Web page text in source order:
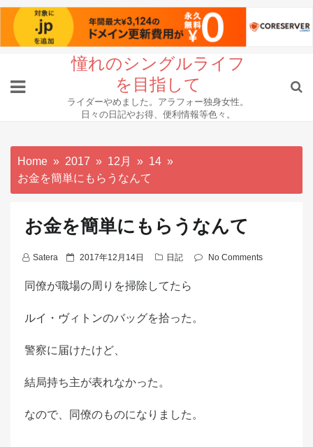
content
憧れのシングルライフ
を目指して
ライダーやめました。アラフォー独身女性。
日々の日記やお得、便利情報等色々。
Home 2017 12月
14
お金を簡単にもらうなんて
お金を簡単にもらうなんて
Satera
P
s
e
o
n
2017年12月14日 日記 No Comments
同僚が職場の周りを掃除してたら
ルイ・ヴィトンのバッグを拾った。
警察に届けたけど、
結局持ち主が表れなかった。
なので、同僚のものになりました。